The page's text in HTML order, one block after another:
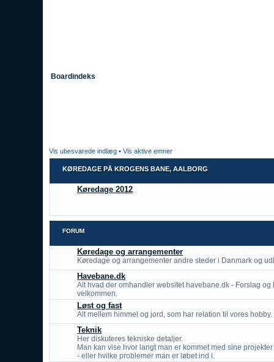
Boardindeks
Vis ubesvarede indlæg • Vis aktive emner
KØREDAGE PÅ KROGENS BANE, AALBORG
Køredage 2012
FORUM
Køredage og arrangementer
Køredage og arrangementer andre steder i Danmark og
Havebane.dk
Alt hvad der omhandler websitet havebane.dk - Forslag og
velkommen.
Løst og fast
Alt mellem himmel og jord, som har relation til vores hobby.
Teknik
Her diskuteres tekniske detaljer.
Man kan vise hvor langt man er kommet med sine projekter
- eller hvilke problemer man er løbet ind i.